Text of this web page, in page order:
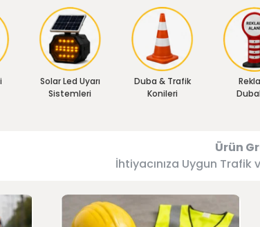
Solar Led Uyarı
Sistemleri
Duba & Trafik
Konileri
Ürün
İhtiyacınıza Uygun